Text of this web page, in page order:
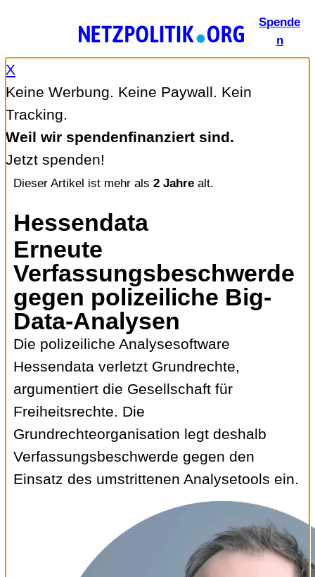
springen
Spende
n
X
Keine Werbung. Keine Paywall. Kein
Tracking.
Weil wir spendenfinanziert sind.
Jetzt spenden!
Dieser Artikel ist mehr als 2 Jahrealt.
Hessendata
Erneute
Verfassungsbeschwerde
gegen polizeiliche Big-
Data-Analysen
Die polizeiliche Analysesoftware
Hessendata verletzt Grundrechte,
argumentiert die Gesellschaft für
Freiheitsrechte. Die
Grundrechteorganisation legt deshalb
Verfassungsbeschwerde gegen den
Einsatz des umstrittenen Analysetools ein.